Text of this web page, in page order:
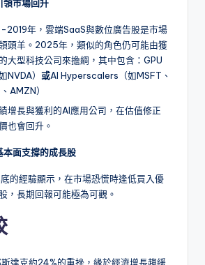
領市場回升
2019年，雲端SaaS與數位廣告股是市場
頭羊。2025年，類似的角色仍可能由獲
大型科技公司來擔綱，其中包含：GPU
NVDA） 或AI Hyperscalers（如MSFT、
AMZN）
增長與獲利的AI應用公司，在估值修正
也會回升。
本面支撐的成長股
的經驗顯示，在市場恐慌時逢低買入優
，長期回報可能極為可觀。
達克約24%的重挫，緣於經濟增長趨緩